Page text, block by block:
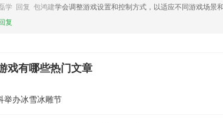
学 回复 包鸿建学会调整游戏设置和控制方式，以适应不同游戏场景
复
戏有哪些热门文章
举办冰雪冰雕节